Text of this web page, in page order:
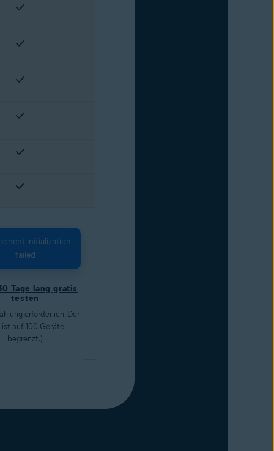
initialization
failed
Tage lang gratis
testen
erforderlich. Der
ist auf 100 Geräte
begrenzt.)